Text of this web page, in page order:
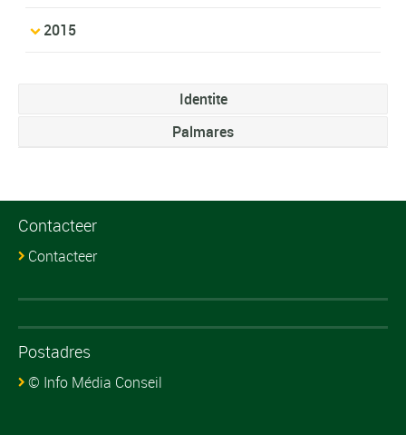
2015
Identite
Palmares
Contacteer
Contacteer
Postadres
© Info Média Conseil